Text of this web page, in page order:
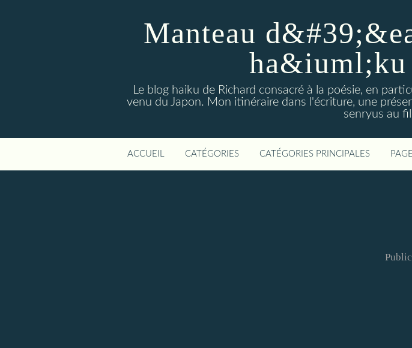
Manteau
ha&iuml;ku
Le blog haiku de Richard consacré à la poésie, en
venu du Japon. Mon itinéraire dans l'écriture, une
senryus au
ACCUEIL CATÉGORIES CATÉGORIES PRINCIPALES